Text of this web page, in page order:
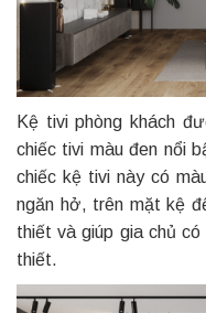
Kệ tivi phòng khách
chiếc tivi màu đen nổi
chiếc kệ tivi này có
ngăn hở, trên mặt kệ
thiết và giúp gia chủ
thiết.